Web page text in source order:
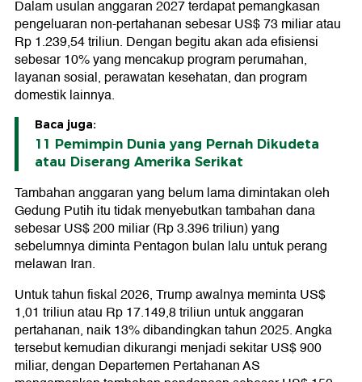
Dalam usulan anggaran 2027 terdapat pemangkasan
pengeluaran non-pertahanan sebesar US$ 73 miliar atau
Rp 1.239,54 triliun. Dengan begitu akan ada efisiensi
sebesar 10% yang mencakup program perumahan,
layanan sosial, perawatan kesehatan, dan program
domestik lainnya.
Baca juga:
11 Pemimpin Dunia yang Pernah Dikudeta
atau Diserang Amerika Serikat
Tambahan anggaran yang belum lama dimintakan oleh
Gedung Putih itu tidak menyebutkan tambahan dana
sebesar US$ 200 miliar (Rp 3.396 triliun) yang
sebelumnya diminta Pentagon bulan lalu untuk perang
melawan Iran.
Untuk tahun fiskal 2026, Trump awalnya meminta US$
1,01 triliun atau Rp 17.149,8 triliun untuk anggaran
pertahanan, naik 13% dibandingkan tahun 2025. Angka
tersebut kemudian dikurangi menjadi sekitar US$ 900
miliar, dengan Departemen Pertahanan AS